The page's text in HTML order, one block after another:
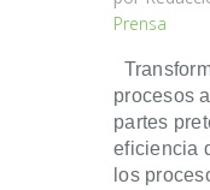
Prensa
procesos
partes
eficiencia
los